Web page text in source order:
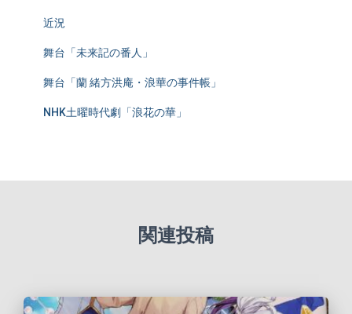
近況
舞台「未来記の番人」
舞台「蘭 緒方洪庵・浪華の事件帳」
NHK土曜時代劇「浪花の華」
関連投稿